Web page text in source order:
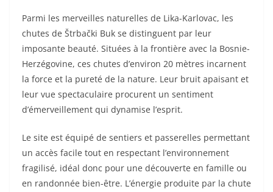
Parmi les merveilles naturelles de Lika-Karlovac, les
chutes de Štrbački Buk se distinguent par leur
imposante beauté. Situées à la frontière avec la Bosnie-
Herzégovine, ces chutes d’environ 20 mètres incarnent
la force et la pureté de la nature. Leur bruit apaisant et
leur vue spectaculaire procurent un sentiment
d’émerveillement qui dynamise l’esprit.
Le site est équipé de sentiers et passerelles permettant
un accès facile tout en respectant l’environnement
fragilisé, idéal donc pour une découverte en famille ou
en randonnée bien-être. L’énergie produite par la chute